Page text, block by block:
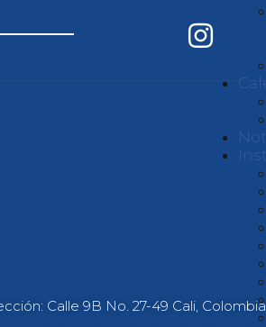
Calle 9B No. 27-49 Cali,